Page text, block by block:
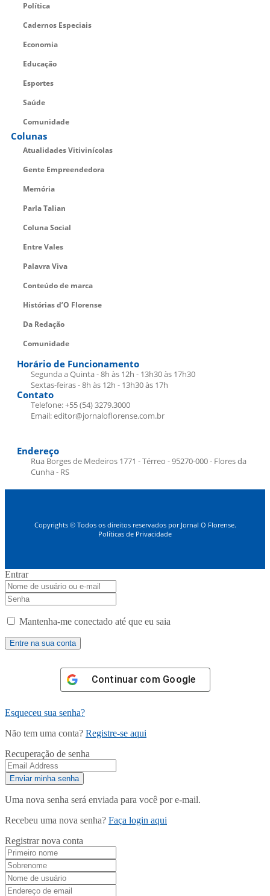
Política
Cadernos Especiais
Economia
Educação
Esportes
Saúde
Comunidade
Colunas
Atualidades Vitivinícolas
Gente Empreendedora
Memória
Parla Talian
Coluna Social
Entre Vales
Palavra Viva
Conteúdo de marca
Histórias d’O Florense
Da Redação
Comunidade
Horário de Funcionamento
Segunda a Quinta - 8h às 12h - 13h30 às 17h30
Sextas-feiras - 8h às 12h - 13h30 às 17h
Contato
Telefone: +55 (54) 3279.3000
Email: editor@jornaloflorense.com.br
Endereço
Rua Borges de Medeiros 1771 - Térreo - 95270-000 - Flores da
Cunha - RS
Copyrights © Todos os direitos reservados por Jornal O Florense.
Políticas de Privacidade
Entrar
Mantenha-me conectado até que eu saia
Continuar com Google
Esqueceu sua senha?
Não tem uma conta? Registre-se aqui
Recuperação de senha
Uma nova senha será enviada para você por e-mail.
Recebeu uma nova senha? Faça login aqui
Registrar nova conta